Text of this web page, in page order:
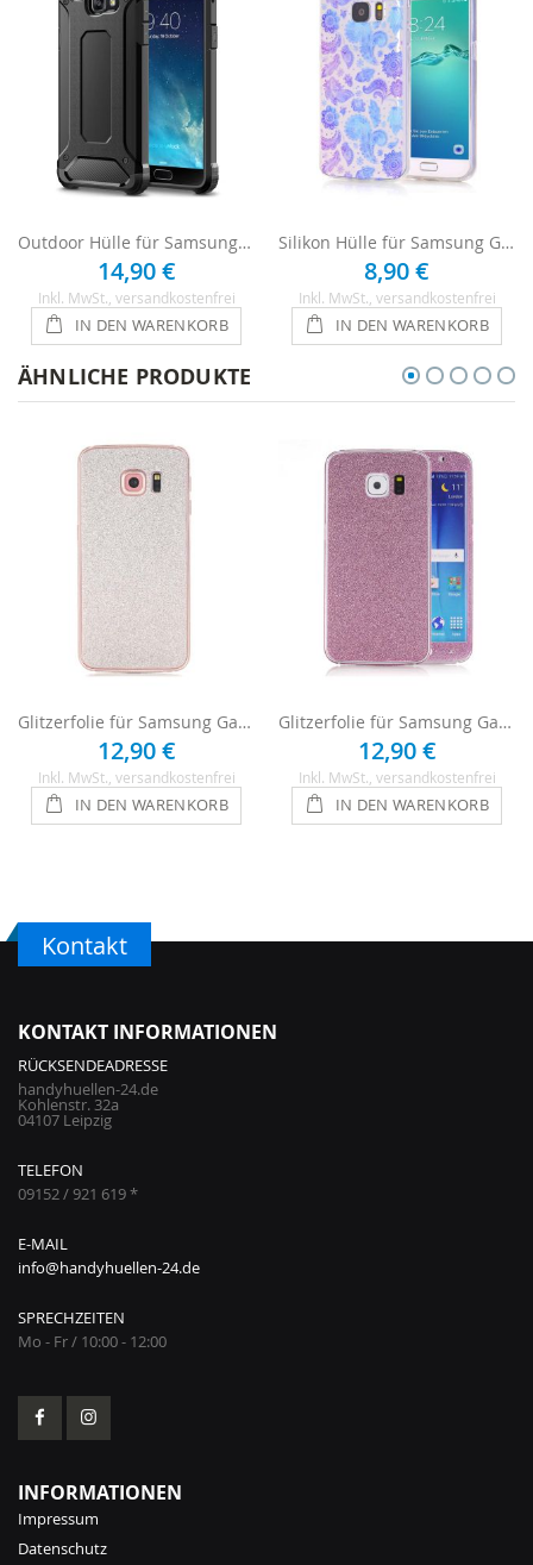
Outdoor Hülle für Samsung Galaxy A5 2017 - Schwarz
14,90 €
Inkl. MwSt. , versandkostenfrei
IN DEN WARENKORB
Silikon Hülle für Samsung Galaxy A5 2017 - Blumen
8,90 €
Inkl. MwSt. , versandkostenfrei
IN DEN WARENKORB
ÄHNLICHE PRODUKTE
Glitzerfolie für Samsung Galaxy A5 (2017) - Silber
12,90 €
Inkl. MwSt. , versandkostenfrei
IN DEN WARENKORB
Glitzerfolie für Samsung Galaxy A5 (2017) - Pink
12,90 €
Inkl. MwSt. , versandkostenfrei
IN DEN WARENKORB
Kontakt
KONTAKT INFORMATIONEN
RÜCKSENDEADRESSE
handyhuellen-24.de
Kohlenstr. 32a
04107 Leipzig
TELEFON
09152 / 921 619 *
E-MAIL
info@handyhuellen-24.de
SPRECHZEITEN
Mo - Fr / 10:00 - 12:00
INFORMATIONEN
Impressum
Datenschutz